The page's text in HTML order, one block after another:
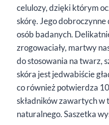
celulozy, dzięki którym
skórę. Jego
osób badanych.
zrogowaciały, martwy
do stosowania na twarz,
skóra jest jedwabiście
co również potwierdza
składników zawartych w
naturalnego. Saszetka